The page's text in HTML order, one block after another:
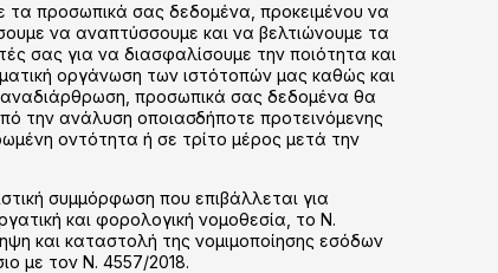
τα προσωπικά σας δεδομένα, προκειμένου να
να αναπτύσσουμε και να βελτιώνουμε τα
σας για να διασφαλίσουμε την ποιότητα και
οργάνωση των ιστότοπών μας καθώς και
αναδιάρθρωση, προσωπικά σας δεδομένα θα
την ανάλυση οποιασδήποτε προτεινόμενης
οντότητα ή σε τρίτο μέρος μετά την
συμμόρφωση που επιβάλλεται για
και φορολογική νομοθεσία, το Ν.
και καταστολή της νομιμοποίησης εσόδων
με τον Ν. 4557/2018.